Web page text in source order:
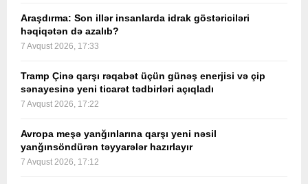
Araşdırma: Son illər insanlarda idrak göstəriciləri
həqiqətən də azalıb?
7 Avqust 2026, 17:33
Tramp Çinə qarşı rəqabət üçün günəş enerjisi və çip
sənayesinə yeni ticarət tədbirləri açıqladı
7 Avqust 2026, 17:22
Avropa meşə yanğınlarına qarşı yeni nəsil
yanğınsöndürən təyyarələr hazırlayır
7 Avqust 2026, 17:12